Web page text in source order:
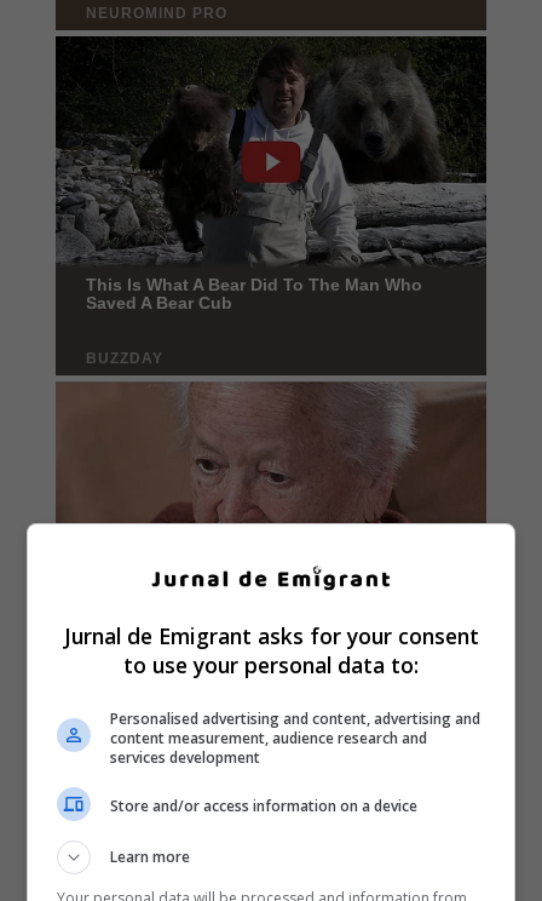
Jurnal de Emigrant asks for your consent
to use your personal data to:
Personalised advertising and content, advertising and
content measurement, audience research and
services development
Store and/or access information on a device
Learn more